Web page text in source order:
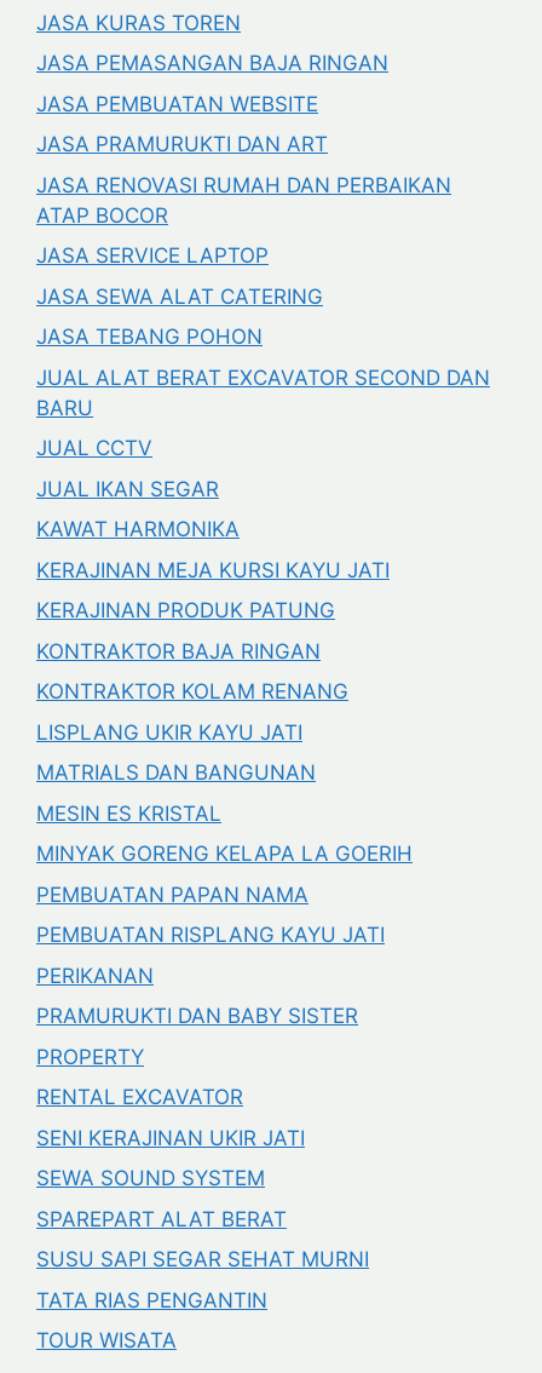
JASA KURAS TOREN
JASA PEMASANGAN BAJA RINGAN
JASA PEMBUATAN WEBSITE
JASA PRAMURUKTI DAN ART
JASA RENOVASI RUMAH DAN PERBAIKAN
ATAP BOCOR
JASA SERVICE LAPTOP
JASA SEWA ALAT CATERING
JASA TEBANG POHON
JUAL ALAT BERAT EXCAVATOR SECOND DAN
BARU
JUAL CCTV
JUAL IKAN SEGAR
KAWAT HARMONIKA
KERAJINAN MEJA KURSI KAYU JATI
KERAJINAN PRODUK PATUNG
KONTRAKTOR BAJA RINGAN
KONTRAKTOR KOLAM RENANG
LISPLANG UKIR KAYU JATI
MATRIALS DAN BANGUNAN
MESIN ES KRISTAL
MINYAK GORENG KELAPA LA GOERIH
PEMBUATAN PAPAN NAMA
PEMBUATAN RISPLANG KAYU JATI
PERIKANAN
PRAMURUKTI DAN BABY SISTER
PROPERTY
RENTAL EXCAVATOR
SENI KERAJINAN UKIR JATI
SEWA SOUND SYSTEM
SPAREPART ALAT BERAT
SUSU SAPI SEGAR SEHAT MURNI
TATA RIAS PENGANTIN
TOUR WISATA